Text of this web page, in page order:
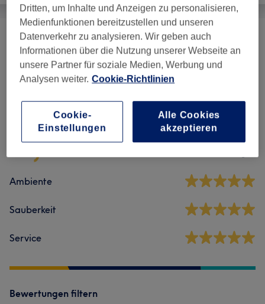
Damen Waxing (11) ab 10 €
4,8
Ambiente
Sauberkeit
Service
Bewertungen filtern
Dritten, um Inhalte und Anzeigen zu personalisieren,
Medienfunktionen bereitzustellen und unseren
Datenverkehr zu analysieren. Wir geben auch
Informationen über die Nutzung unserer Webseite an
unsere Partner für soziale Medien, Werbung und
Analysen weiter. Cookie-Richtlinien
Cookie-
Einstellungen
Alle Cookies
akzeptieren